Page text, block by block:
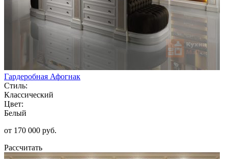
Гардеробная Афогнак
Стиль:
Классический
Цвет:
Белый
от 170 000 руб.
Рассчитать